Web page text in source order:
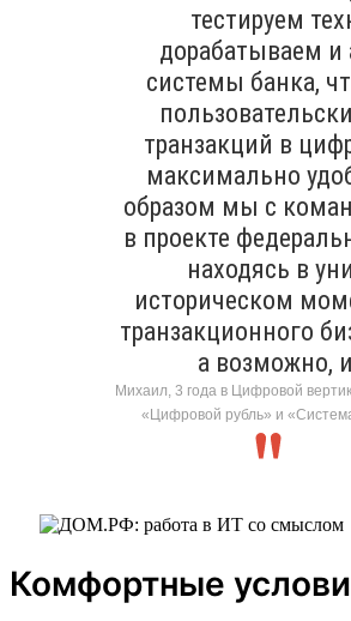
тестируем
дорабатываем и
системы банка,
транзакций в
максимально
образом мы с
в проекте
находясь в
историческом
транзакционного
а возможно,
Михаил, 3 года в Цифровой
«Цифровой рубль» и
Комфортные